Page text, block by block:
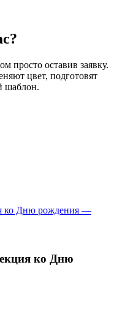
просто оставив заявку.
цвет, подготовят
шаблон.
ко Дню